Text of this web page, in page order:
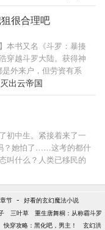
很合理吧
本书又名《斗罗：暴揍
穿越斗罗大陆。获得神
外来户，但劳资有系
功很强吗？有我九星
？我一把重狙，八百里
我纳米武装铠甲第一
，太古黄金巨龙左眼
？那我身后的18个红
，也不过是个笑话罢
，锤小刚的，我来点不
他们发育，后期照样吊
诋毁，但某些人还得
局获得至尊版九心海
100%暴击很合理吧！》
出云帝国
初中生。紧接着来了一
？她怕了……这考的都什
叫什么？人类已移民的
到御兽世界。
节 - 好看的玄幻魔法小说
三叶草
重生唐舞桐：从称霸斗罗
快穿攻略：黑化吧，男主！
玄幻洪